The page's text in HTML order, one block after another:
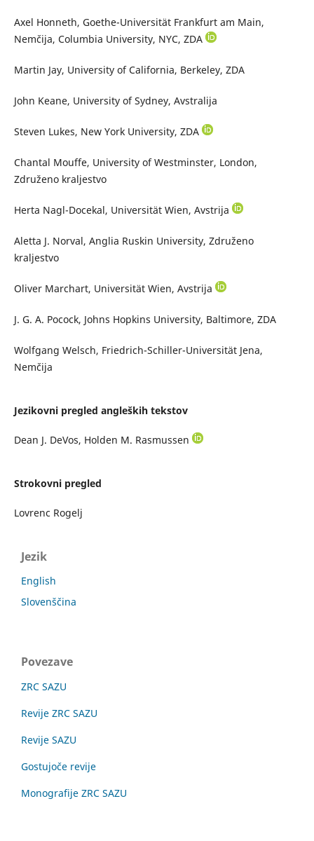
Axel Honneth, Goethe-Universität Frankfurt am Main,
Nemčija, Columbia University, NYC, ZDA
Martin Jay, University of California, Berkeley, ZDA
John Keane, University of Sydney, Avstralija
Steven Lukes, New York University, ZDA
Chantal Mouffe, University of Westminster, London,
Združeno kraljestvo
Herta Nagl-Docekal, Universität Wien, Avstrija
Aletta J. Norval, Anglia Ruskin University, Združeno
kraljestvo
Oliver Marchart, Universität Wien, Avstrija
J. G. A. Pocock, Johns Hopkins University, Baltimore, ZDA
Wolfgang Welsch, Friedrich-Schiller-Universität Jena,
Nemčija
Jezikovni pregled angleških tekstov
Dean J. DeVos, Holden M. Rasmussen
Strokovni pregled
Lovrenc Rogelj
Jezik
English
Slovenščina
Povezave
ZRC SAZU
Revije ZRC SAZU
Revije SAZU
Gostujoče revije
Monografije ZRC SAZU